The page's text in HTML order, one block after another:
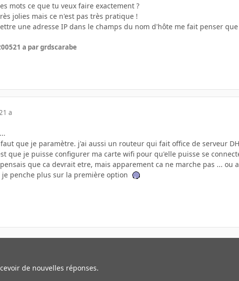
mots ce que tu veux faire exactement ?
jolies mais ce n'est pas très pratique !
une adresse IP dans le champs du nom d'hôte me fait penser
21 a par grdscarabe
a
que je paramètre. j'ai aussi un routeur qui fait office de serveur
que je puisse configurer ma carte wifi pour qu'elle puisse se
que ca devrait etre, mais apparement ca ne marche pas ...
penche plus sur la première option
de nouvelles réponses.